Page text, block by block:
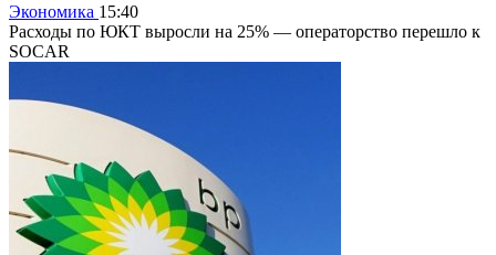
Экономика 15:40
Расходы по ЮКТ выросли на 25% — операторство перешло к
SOCAR